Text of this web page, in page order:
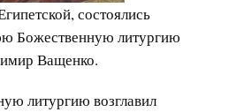
состоялись
Божественную литургию
Ващенко.
литургию возглавил